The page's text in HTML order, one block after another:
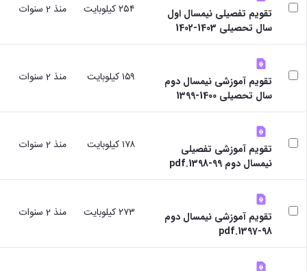
تقویم تفصیلی نیمسال اول
سال تحصیلی 1403-1402
٢٥٤ كيلوبايت منذ 2 سنوات
تقویم آموزشی نیمسال دوم
سال تحصیلی 1400-1399
١٥٩ كيلوبايت منذ 2 سنوات
تقویم آموزشی تفصیلی
نیمسال دوم 99-1398.pdf
١٧٨ كيلوبايت منذ 2 سنوات
تقویم آموزشی نیمسال دوم
98-1397.pdf
٢٧٣ كيلوبايت منذ 2 سنوات